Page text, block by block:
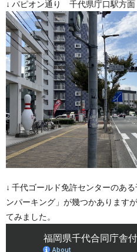
↓ パピオン通り 千代県庁口駅方面
↓ 千代ゴールド免許センターのあ
ンパーキング」が幾つかあります
てみました。